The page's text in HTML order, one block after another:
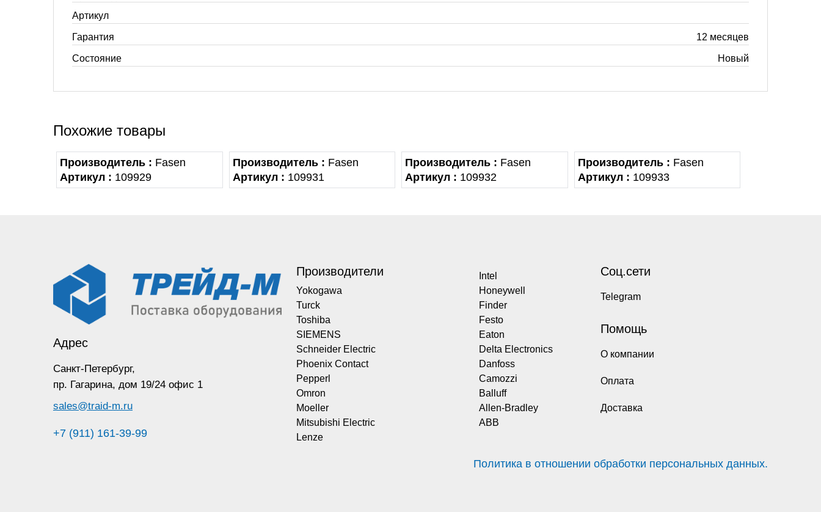
Артикул
Гарантия 12 месяцев
Состояние Новый
Похожие товары
Производитель : Fasen
Артикул : 109929
Производитель : Fasen
Артикул : 109931
Производитель : Fasen
Артикул : 109932
Производитель : Fasen
Артикул : 109933
Адрес
Санкт-Петербург,
пр. Гагарина, дом 19/24 офис 1
sales@traid-m.ru
+7 (911) 161-39-99
Производители
Yokogawa
Turck
Toshiba
SIEMENS
Schneider Electric
Phoenix Contact
Pepperl
Omron
Moeller
Mitsubishi Electric
Lenze
Intel
Honeywell
Finder
Festo
Eaton
Delta Electronics
Danfoss
Camozzi
Balluff
Allen-Bradley
ABB
Соц.сети
Telegram
Помощь
О компании
Оплата
Доставка
Политика в отношении обработки персональных данных.